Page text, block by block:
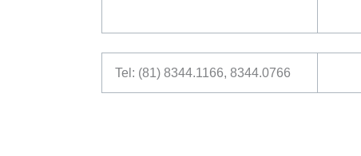
Tel: (81) 8344.1166, 8344.0766